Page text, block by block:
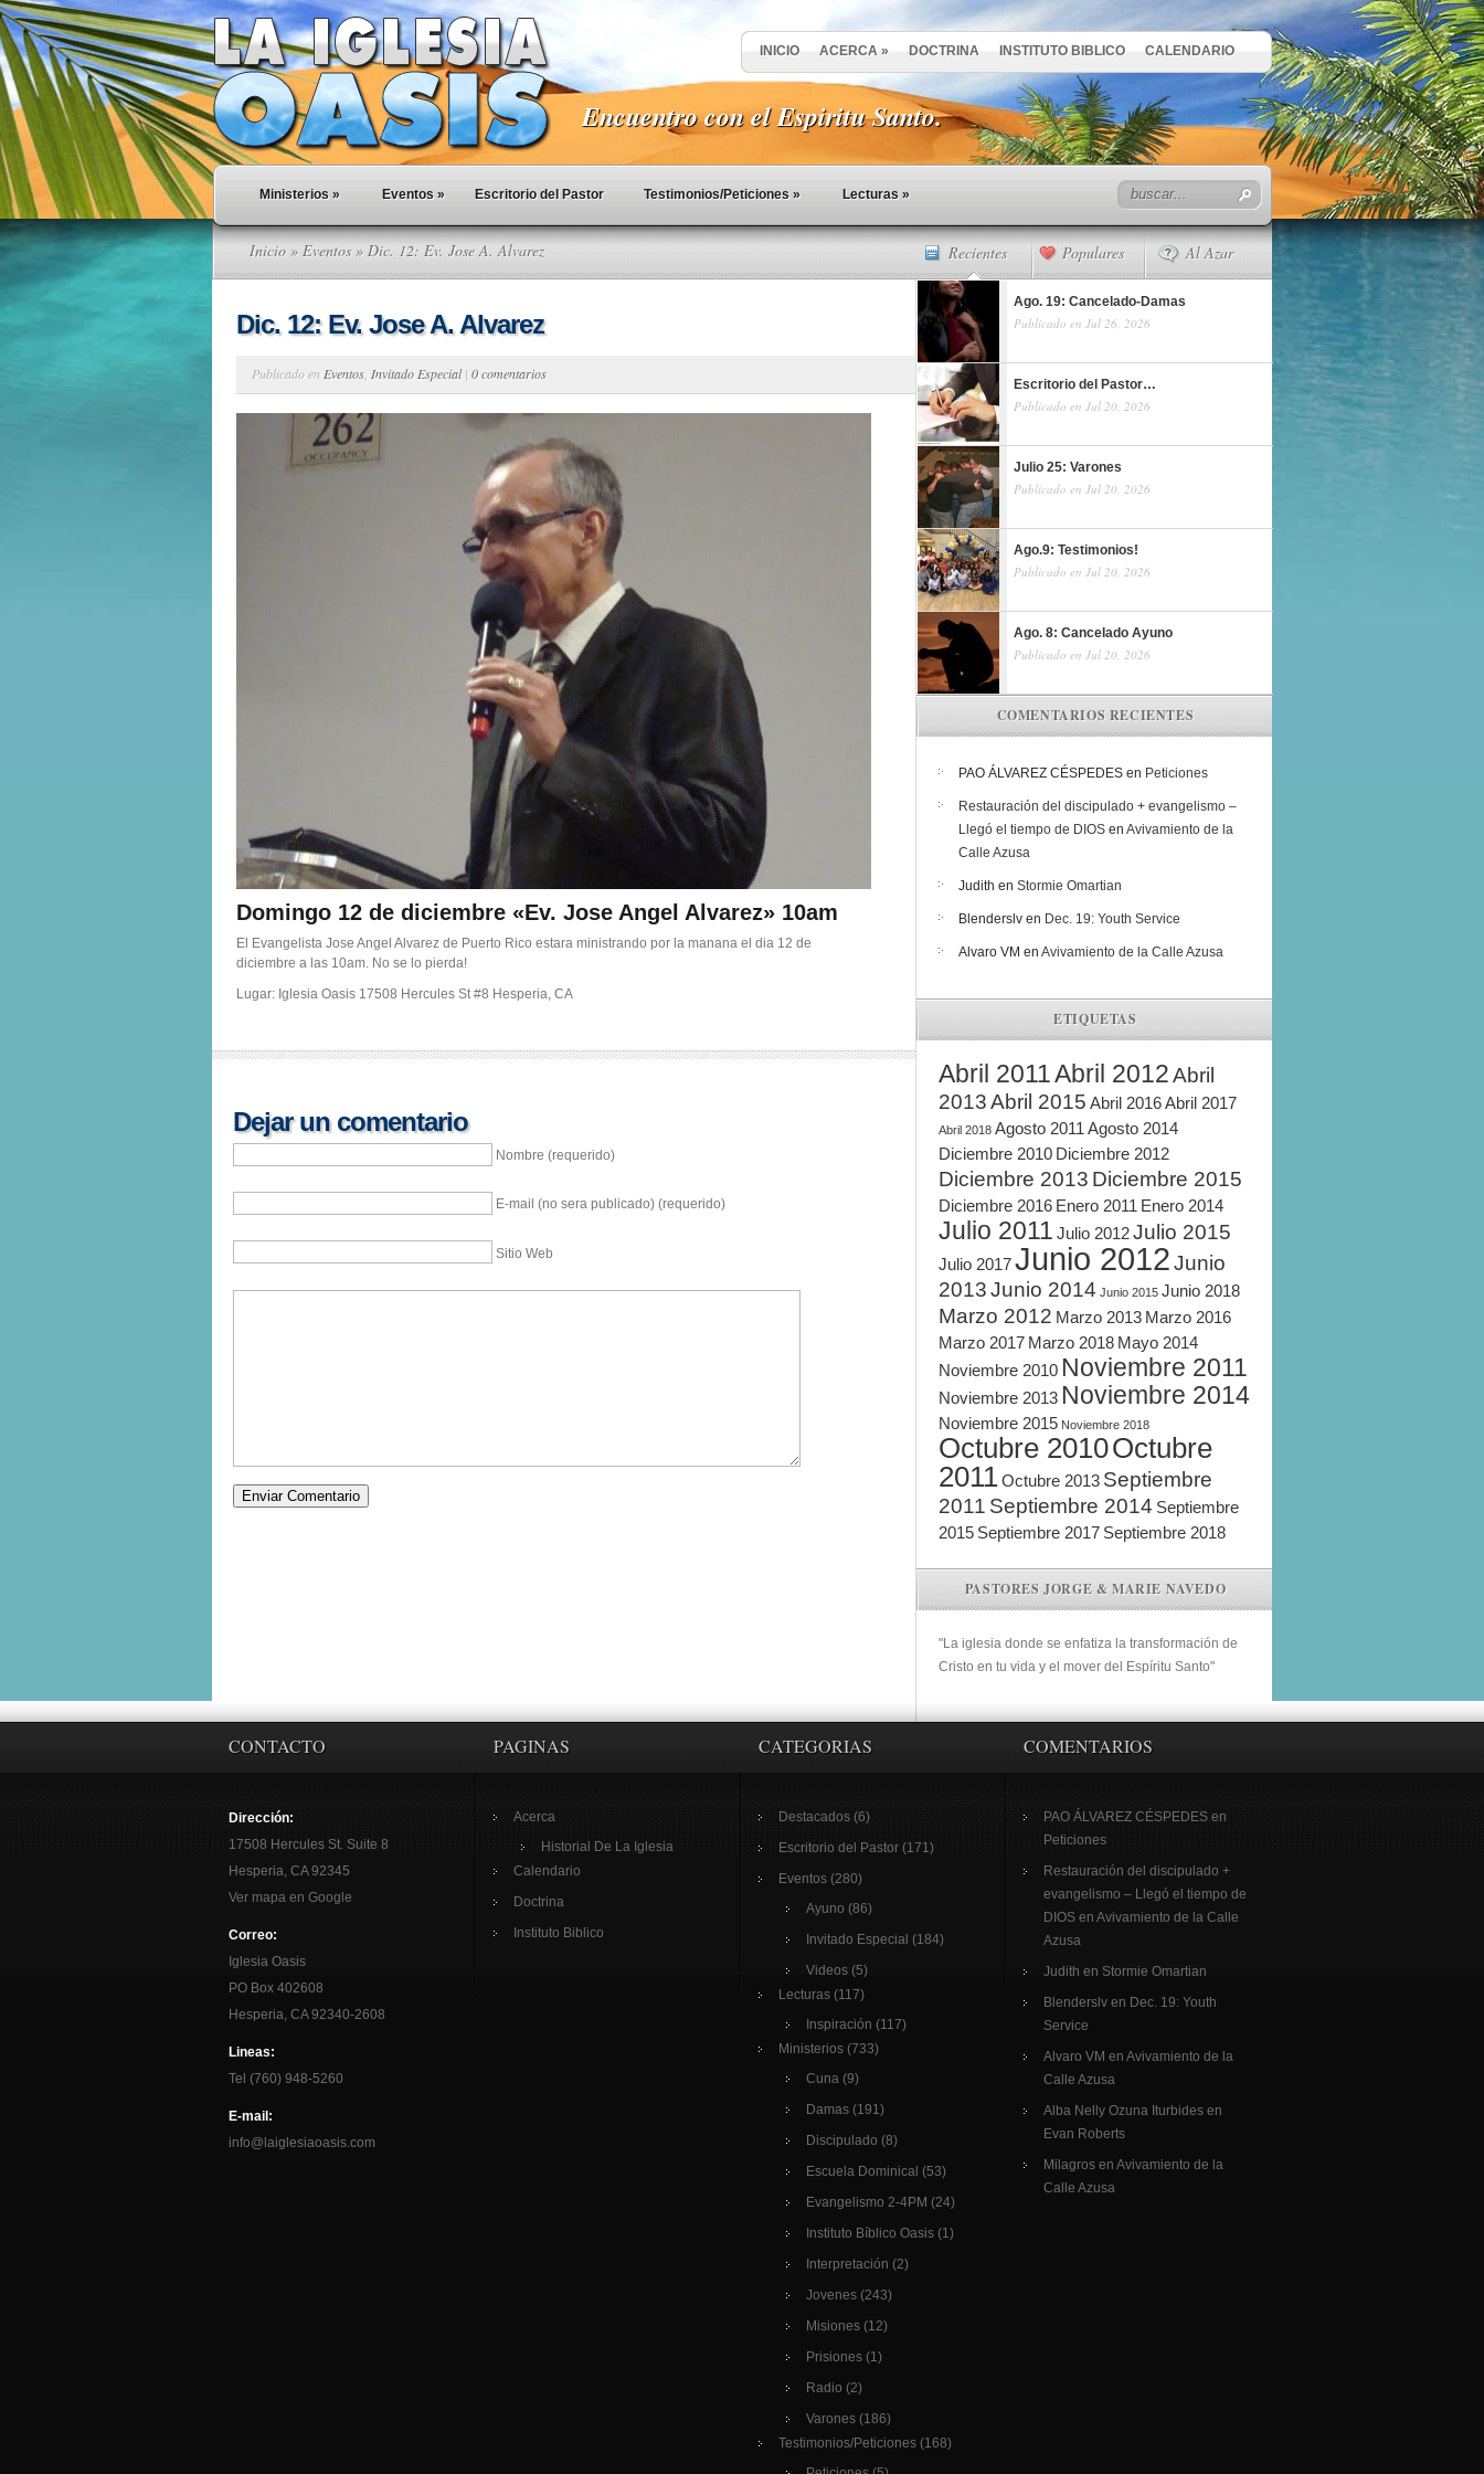
INICIO ACERCA » DOCTRINA INSTITUTO BIBLICO CALENDARIO
Encuentro con el Espiritu Santo.
Ministerios » Eventos » Escritorio del Pastor Testimonios/Peticiones » Lecturas »
Inicio » Eventos» Dic. 12: Ev. Jose A. Alvarez
Dic. 12: Ev. Jose A. Alvarez
Publicado en Eventos Invitado Especial| 0 comentarios
Domingo 12 de diciembre «Ev. Jose Angel Alvarez» 10am
El Evangelista Jose Angel Alvarez de Puerto Rico estara ministrando por la manana el dia 12 de
diciembre a las 10am. No se lo pierda!
Lugar: Iglesia Oasis 17508 Hercules St #8 Hesperia, CA
Dejar un comentario
Nombre (requerido)
E-mail (no sera publicado) (requerido)
Sitio Web
Recientes Populares Al Azar
Ago. 19: Cancelado-Damas
Publicado en Jul 26, 2026
Escritorio del Pastor…
Publicado en Jul 20, 2026
Julio 25: Varones
Publicado en Jul 20, 2026
Ago.9: Testimonios!
Publicado en Jul 20, 2026
Ago. 8: Cancelado Ayuno
Publicado en Jul 20, 2026
COMENTARIOS RECIENTES
PAO ÁLVAREZ CÉSPEDES en Peticiones
Restauración del discipulado + evangelismo –
Llegó el tiempo de DIOS en Avivamiento de la
Calle Azusa
Judith en Stormie Omartian
Blenderslv en Dec. 19: Youth Service
Alvaro VM en Avivamiento de la Calle Azusa
ETIQUETAS
Abril 2011Abril 2012Abril
2013Abril 2015 Abril 2016Abril 2017
Abril 2018 Agosto 2011 Agosto 2014
Diciembre 2010 Diciembre 2012
Diciembre 2013 Diciembre 2015
Diciembre 2016 Enero 2011 Enero 2014
Julio 2011 Julio 2012Julio 2015
Julio 2017Junio 2012Junio
2013Junio 2014 Junio 2015 Junio 2018
Marzo 2012 Marzo 2013 Marzo 2016
Marzo 2017 Marzo 2018 Mayo 2014
Noviembre 2010 Noviembre 2011
Noviembre 2013 Noviembre 2014
Noviembre 2015 Noviembre 2018
Octubre 2010Octubre
2011Octubre 2013 Septiembre
2011 Septiembre 2014 Septiembre
2015 Septiembre 2017 Septiembre 2018
PASTORES JORGE & MARIE NAVEDO
"La iglesia donde se enfatiza la transformación de
Cristo en tu vida y el mover del Espíritu Santo"
CONTACTO
Dirección:
17508 Hercules St. Suite 8
Hesperia, CA 92345
Ver mapa en Google
Correo:
Iglesia Oasis
PO Box 402608
Hesperia, CA 92340-2608
Lineas:
Tel (760) 948-5260
E-mail:
info@laiglesiaoasis.com
PAGINAS
Acerca
Historial De La Iglesia
Calendario
Doctrina
Instituto Biblico
CATEGORIAS
Destacados (6)
Escritorio del Pastor (171)
Eventos (280)
Ayuno (86)
Invitado Especial (184)
Videos (5)
Lecturas (117)
Inspiración (117)
Ministerios (733)
Cuna (9)
Damas (191)
Discipulado (8)
Escuela Dominical (53)
Evangelismo 2-4PM (24)
Instituto Bíblico Oasis (1)
Interpretación (2)
Jovenes (243)
Misiones (12)
Prisiones (1)
Radio (2)
Varones (186)
Testimonios/Peticiones (168)
COMENTARIOS
PAO ÁLVAREZ CÉSPEDES en
Peticiones
Restauración del discipulado +
evangelismo – Llegó el tiempo de
DIOS en Avivamiento de la Calle
Azusa
Judith en Stormie Omartian
Blenderslv en Dec. 19: Youth
Service
Alvaro VM en Avivamiento de la
Calle Azusa
Alba Nelly Ozuna Iturbides en
Evan Roberts
Milagros en Avivamiento de la
Calle Azusa